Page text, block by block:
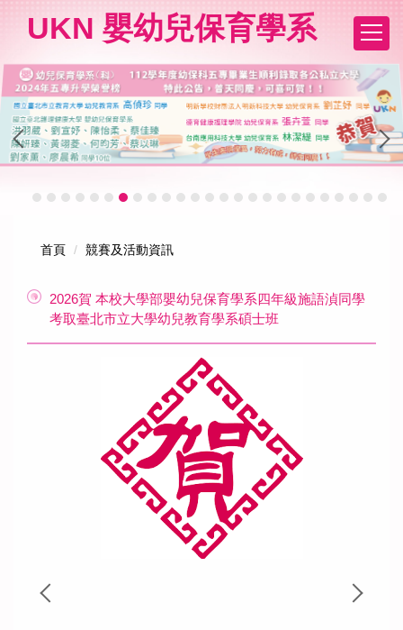
要
內
容
區
UKN 嬰幼兒保育學系
首頁 競賽及活動資訊
2026賀 本校大學部嬰幼兒保育學系四年級施語湞同學
考取臺北市立大學幼兒教育學系碩士班